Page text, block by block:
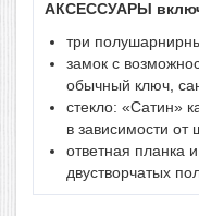
АКСЕССУАРЫ
три
замок с
обычный ключ,
стекло: «Сатин»
в зависимости от
ответная планка
двустворчатых